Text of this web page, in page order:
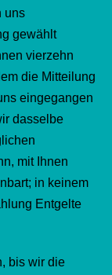
uns
gewählt
vierzehn
die Mitteilung
eingegangen
dasselbe
mit Ihnen
in keinem
Entgelte
bis wir die